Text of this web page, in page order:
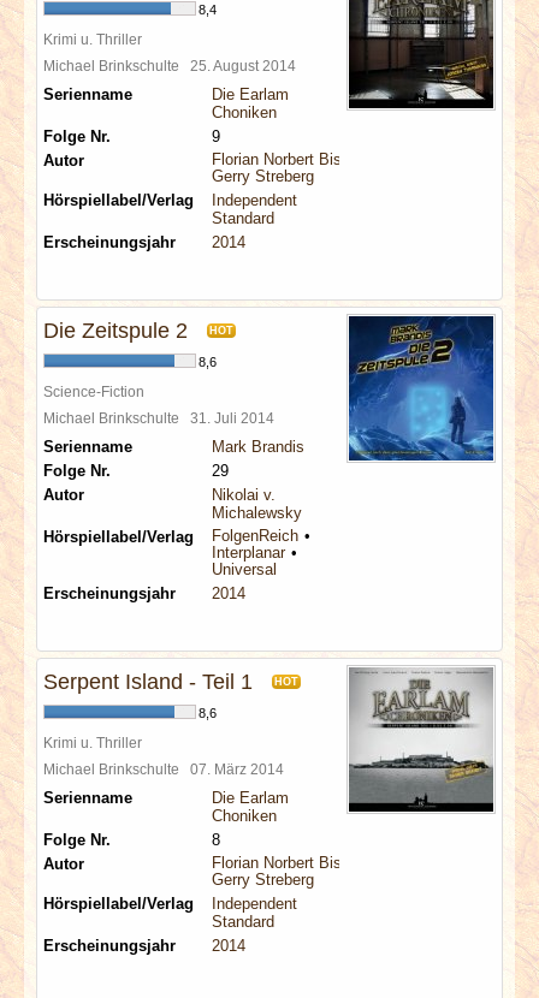
8,4
Krimi u. Thriller
Michael Brinkschulte 25. August 2014
Serienname
Die Earlam
Choniken
Folge Nr.
9
Autor
Florian Norbert Bischoff
Gerry Streberg
Hörspiellabel/Verlag
Independent
Standard
Erscheinungsjahr
2014
Die Zeitspule 2 HOT
8,6
Science-Fiction
Michael Brinkschulte 31. Juli 2014
Serienname
Mark Brandis
Folge Nr.
29
Autor
Nikolai v.
Michalewsky
Hörspiellabel/Verlag
FolgenReich
Interplanar
Universal
Erscheinungsjahr
2014
Serpent Island - Teil 1 HOT
8,6
Krimi u. Thriller
Michael Brinkschulte 07. März 2014
Serienname
Die Earlam
Choniken
Folge Nr.
8
Autor
Florian Norbert Bischoff
Gerry Streberg
Hörspiellabel/Verlag
Independent
Standard
Erscheinungsjahr
2014